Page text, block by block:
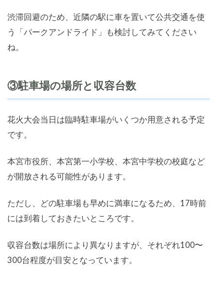
渋滞回避のため、近隣の駅に車を置いて公共交通を使
う「パークアンドライド」も検討してみてください
ね。
③駐車場の場所と収容台数
花火大会当日は臨時駐車場がいくつか用意される予定
です。
本宮市役所、本宮第一小学校、本宮中学校の校庭など
が開放される可能性があります。
ただし、どの駐車場も早めに満車になるため、17時前
には到着しておきたいところです。
収容台数は場所により異なりますが、それぞれ100〜
300台程度が目安となっています。